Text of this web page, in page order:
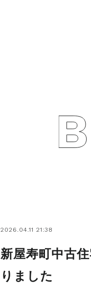
2026.04.11 21:38
新屋寿町中古
りました